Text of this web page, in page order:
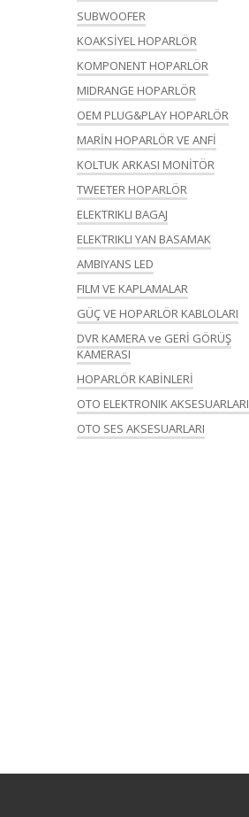
SUBWOOFER
KOAKSİYEL HOPARLÖR
KOMPONENT HOPARLÖR
MIDRANGE HOPARLÖR
OEM PLUG&PLAY HOPARLÖR
MARİN HOPARLÖR VE ANFİ
KOLTUK ARKASI MONİTÖR
TWEETER HOPARLÖR
ELEKTRIKLI BAGAJ
ELEKTRIKLI YAN BASAMAK
AMBIYANS LED
FILM VE KAPLAMALAR
GÜÇ VE HOPARLÖR KABLOLARI
DVR KAMERA ve GERİ GÖRÜŞ
KAMERASI
HOPARLÖR KABİNLERİ
OTO ELEKTRONIK AKSESUARLARI
OTO SES AKSESUARLARI